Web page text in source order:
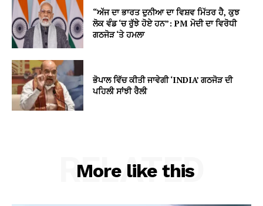
“ਅੱਜ ਦਾ ਭਾਰਤ ਦੁਨੀਆ ਦਾ ਵਿਸ਼ਵ ਮਿੱਤਰ ਹੈ, ਕੁਝ
ਲੋਕ ਵੰਡ ‘ਚ ਰੁੱਝੇ ਹੋਏ ਹਨ”: PM ਮੋਦੀ ਦਾ ਵਿਰੋਧੀ
ਗਠਜੋੜ ‘ਤੇ ਹਮਲਾ
ਭੋਪਾਲ ਵਿੱਚ ਕੀਤੀ ਜਾਵੇਗੀ ‘INDIA’ ਗਠਜੋੜ ਦੀ
ਪਹਿਲੀ ਸਾਂਝੀ ਰੈਲੀ
More like this
RELATED